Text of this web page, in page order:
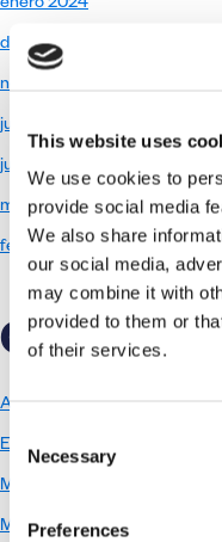
This website uses
We use cookies to
provide social media
We also share
our social media,
may combine it with
provided to them or
of their services.
Consent
Selection
Necessary
Preferences
enero 2024
diciembre 2023
noviembre 2023
julio 2023
junio 2023
mayo 2023
febrero 2023
Actualidad Mussara
Entrenamiento
Mussara 24h Circuit de
Mussara 24h Comunidad de